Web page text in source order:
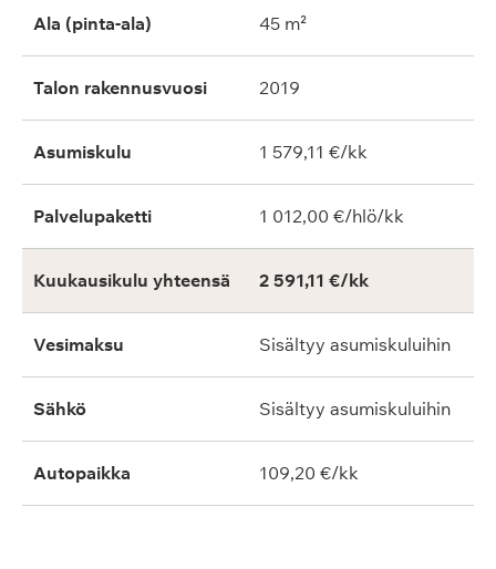
Ala (pinta-ala) 45 m²
Talon rakennusvuosi 2019
Asumiskulu 1 579,11 €/kk
Palvelupaketti 1 012,00 €/hlö/kk
Kuukausikulu yhteensä 2 591,11 €/kk
Vesimaksu Sisältyy asumiskuluihin
Sähkö Sisältyy asumiskuluihin
Autopaikka 109,20 €/kk